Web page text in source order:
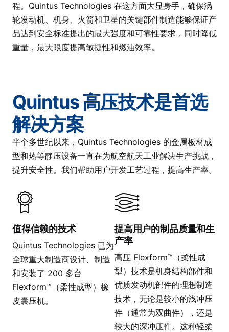
程。Quintus Technologies 在这方面大显身手，确保涡
轮发动机、机身、火箭和卫星的关键部件制造能够保证产
品达到安全标准提出的最大强度和可靠性要求，同时降低
重量，最大限度提高敏捷性和燃油效率。
Quintus 高压技术是首选
解决方案
半个多世纪以来，Quintus Technologies 的金属板材成
型和热等静压设备一直在为航空航天工业解决生产挑战，
提升安全性。我们帮助用户开发工艺过程，提高生产率。
值得信赖的技术
Quintus Technologies 已为
全球重大制造商设计、制造
和安装了 200 多台
Flexform™（柔性成型）橡
皮囊压机。
提高用户的制品质量和生
产率
高压 Flexform™（柔性成
型）技术是机身结构部件和
优质发动机部件的理想制造
技术，无论是较小的浅冲压
件（通常为双曲件），还是
较大的深冲压件。这种轻柔